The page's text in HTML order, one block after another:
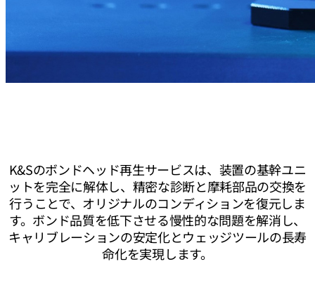
K&Sのボンドヘッド再生サービスは、装置の基幹ユニ
ットを完全に解体し、精密な診断と摩耗部品の交換を
行うことで、オリジナルのコンディションを復元しま
す。ボンド品質を低下させる慢性的な問題を解消し、
キャリブレーションの安定化とウェッジツールの長寿
命化を実現します。